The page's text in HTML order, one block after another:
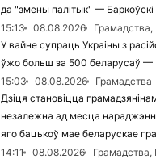
да "змены палітык" — Баркоўскі
15:13
08.08.2026
Грамадства,
У вайне супраць Украіны з
ўжо больш за 500 беларусаў —
15:03
08.08.2026
Грамадства
Дзіця становіцца
незалежна ад месца
яго бацькоў мае беларускае
14:11
08.08.2026
Грамадства,